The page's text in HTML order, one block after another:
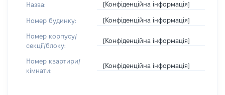
Назва: [Конфіденційна інформація]
Номер будинку: [Конфіденційна інформація]
Номер корпусу/
секції/блоку:
[Конфіденційна інформація]
Номер квартири/
кімнати:
[Конфіденційна інформація]